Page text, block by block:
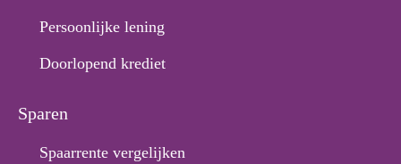
Persoonlijke lening
Doorlopend krediet
Sparen
Spaarrente vergelijken